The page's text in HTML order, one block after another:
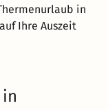
in
Ihre Auszeit